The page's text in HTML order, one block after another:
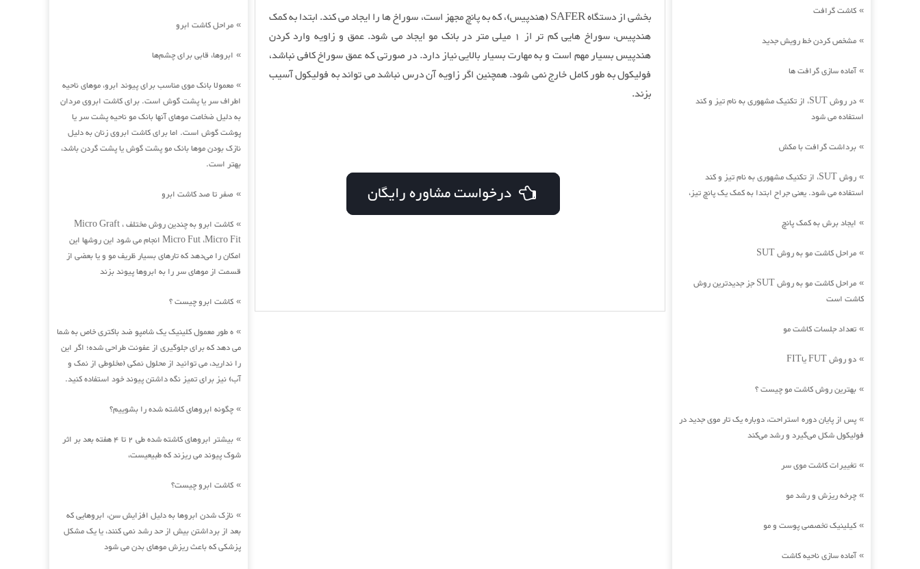
» مراحل کاشت ابرو
» ابروها، قابی برای چشم‌ها
» معمولا بانک موی مناسب برای پیوند ابرو، موهای ناحیه
اطراف سر یا پشت گوش است. برای کاشت ابروی مردان
به دلیل ضخامت موهای آنها بانک مو ناحیه پشت سر یا
پوشت گوش است. اما برای کاشت ابروی زنان به دلیل
نازک بودن موها بانک مو پشت گوش یا پشت گردن باشد،
بهتر است.
» صفر تا صد کاشت ابرو
»
کاشت ابرو به چندین روش مختلف Micro Graft ،
Micro Fut ،Micro Fit انجام می شود این روشها این
امکان را می‌دهد که تارهای بسیار ظریف مو و یا بعضی از
قسمت از موهای سر را به ابروها پیوند بزند
» کاشت ابرو چیست ؟
» ه طور معمول کلینیک یک شامپو ضد باکتری خاص به شما
می دهد که برای جلوگیری از عفونت طراحی شده؛ اگر این
را ندارید، می توانید از محلول نمکی (مخلوطی از نمک و
آب) نیز برای تمیز نگه داشتن پیوند خود استفاده کنید.
» چگونه ابروهای کاشته شده را بشوییم؟
»
بیشتر ابروهای کاشته شده طی 2 تا 4 هفته بعد بر اثر
شوک پیوند می ریزند که طبیعیست،
» کاشت ابرو چیست؟
» نازک شدن ابروها به دلیل افزایش سن، ابروهایی که
بعد از برداشتن بیش از حد رشد نمی کنند، یا یک مشکل
پزشکی که باعث ریزش موهای بدن می شود
بخشی از دستگاه SAFER (هندپیس)، که به پانچ مجهز است، سوراخ ها را ایجاد می کند. ابتدا به کمک
هندپیس، سوراخ هایی کم تر از 1 میلی متر در بانک مو ایجاد می شود. عمق و زاویه وارد کردن
هندپیس بسیار مهم است و به مهارت بسیار بالایی نیاز دارد. در صورتی که عمق سوراخ کافی نباشد،
فولیکول به طور کامل خارج نمی شود. همچنین اگر زاویه آن درس نباشد می تواند به فولیکول آسیب
بزند.
درخواست مشاوره رایگان
» کاشت گرافت
» مشخص کردن خط رویش جدید
»آماده سازی گرافت ها
»
در روش SUT، از تکنیک مشهوری به نام تیز و کند
استفاده می شود
» برداشت گرافت با مکش
»
روش SUT، از تکنیک مشهوری به نام تیز و کند
استفاده می شود. یعنی جراح ابتدا به کمک یک پانچ تیز،
» ایجاد برش به کمک پانچ
» مراحل کاشت مو به روش SUT
»
مراحل کاشت مو به روش SUT جز جدیدترین روش
کاشت است
» تعداد جلسات کاشت مو
» دو روش FUT یاFIT
» بهترین روش کاشت مو چیست ؟
» پس از پایان دوره استراحت، دوباره یک تار موی جدید در
فولیکول شکل می‌گیرد و رشد می‌کند
» تغییرات کاشت موی سر
» چرخه ریزش و رشد مو
» کیلینیک تخصصی پوست و مو
»آماده سازی ناحیه کاشت